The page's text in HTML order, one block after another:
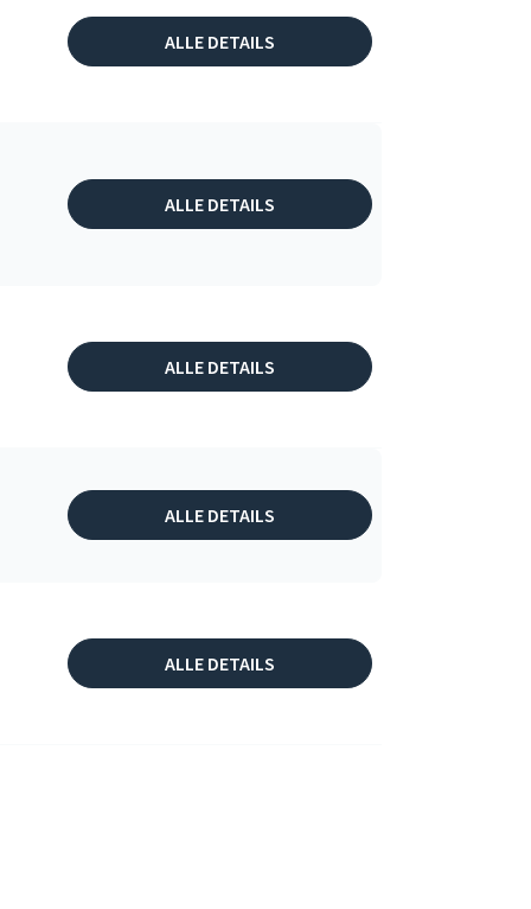
ALLE DETAILS
ALLE DETAILS
ALLE DETAILS
ALLE DETAILS
ALLE DETAILS